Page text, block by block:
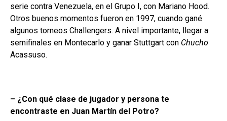
serie contra Venezuela, en el Grupo I, con Mariano Hood.
Otros buenos momentos fueron en 1997, cuando gané
algunos torneos Challengers. A nivel importante, llegar a
semifinales en Montecarlo y ganar Stuttgart con Chucho
Acassuso.
– ¿Con qué clase de jugador y persona te
encontraste en Juan Martín del Potro?